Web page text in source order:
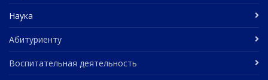
Наука
Абитуриенту
Воспитательная деятельность